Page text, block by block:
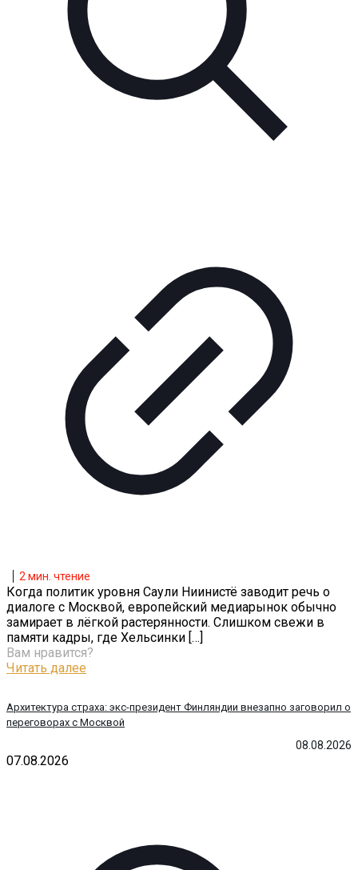
08.08.2026
Архитектура страха: экс-президент Финляндии внезапно заговорил о
переговорах с Москвой
2 мин. чтение
Когда политик уровня Саули Ниинистё заводит речь о
диалоге с Москвой, европейский медиарынок обычно
замирает в лёгкой растерянности. Слишком свежи в
памяти кадры, где Хельсинки […]
Вам нравится?
Читать далее
07.08.2026